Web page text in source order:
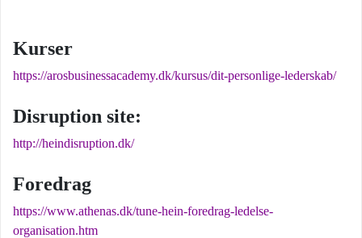
Kurser
https://arosbusinessacademy.dk/kursus/dit-personlige-lederskab/
Disruption site:
http://heindisruption.dk/
Foredrag
https://www.athenas.dk/tune-hein-foredrag-ledelse-
organisation.htm